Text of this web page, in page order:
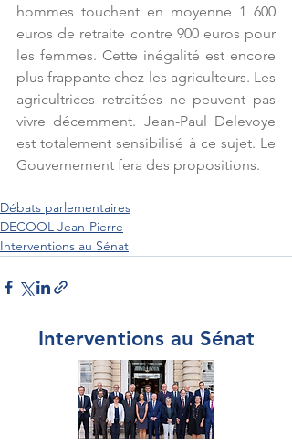
hommes touchent en moyenne 1 600
euros de retraite contre 900 euros pour
les femmes. Cette inégalité est encore
plus frappante chez les agriculteurs. Les
agricultrices retraitées ne peuvent pas
vivre décemment. Jean-Paul Delevoye
est totalement sensibilisé à ce sujet. Le
Gouvernement fera des propositions.
Débats parlementaires
DECOOL Jean-Pierre
Interventions au Sénat
Interventions au Sénat